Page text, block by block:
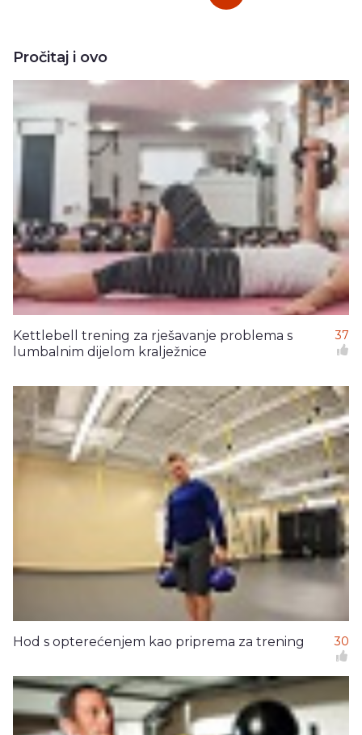
Pročitaj i ovo
Kettlebell trening za rješavanje problema s
lumbalnim dijelom kralježnice
37
Hod s opterećenjem kao priprema za trening 30